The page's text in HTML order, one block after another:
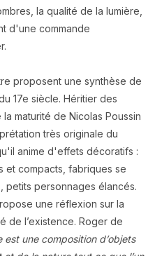
la qualité de la lumière,
d'une commande
proposent une synthèse de
17e siècle. Héritier des
maturité de Nicolas Poussin
très originale du
anime d'effets décoratifs :
et compacts, fabriques se
petits personnages élancés.
une réflexion sur la
de l’existence. Roger de
est une composition d’objets